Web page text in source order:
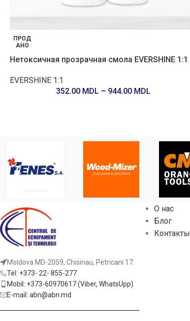
ПРОД
АНО
Нетоксичная прозрачная смола EVERSHINE 1:1
EVERSHINE 1:1
352.00 MDL – 944.00 MDL
Moldova MD-2059, Chisinau, Petricani 17.
Tel: +373- 22- 855-277
Mobil: +373-60970617 (Viber, WhatsUpp)
E-mail: abn@abn.md
О нас
Блог
Контакты